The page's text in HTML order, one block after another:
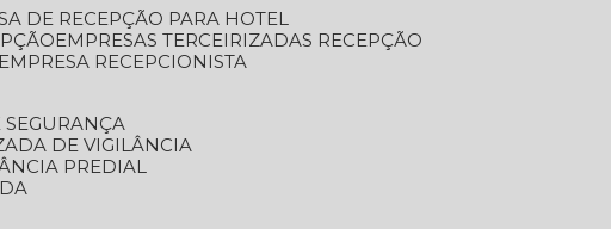
DE RECEPÇÃO PARA HOTEL
EMPRESAS TERCEIRIZADAS RECEPÇÃO
EMPRESA RECEPCIONISTA
SEGURANÇA
DE VIGILÂNCIA
PREDIAL